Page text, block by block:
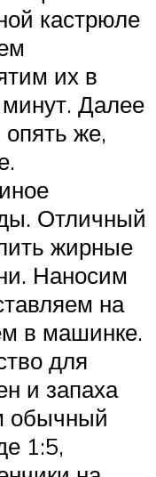
кастрюле
их в
Далее
же,
Отличный
жирные
Наносим
на
в машинке.
для
и запаха
обычный
1:5,